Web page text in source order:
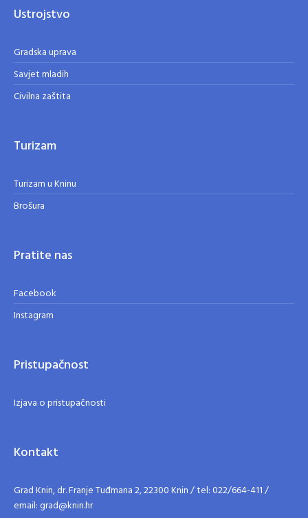
Ustrojstvo
Gradska uprava
Savjet mladih
Civilna zaštita
Turizam
Turizam u Kninu
Brošura
Pratite nas
Facebook
Instagram
Pristupačnost
Izjava o pristupačnosti
Kontakt
Grad Knin, dr. Franje Tuđmana 2, 22300 Knin / tel: 022/664-411 /
email: grad@knin.hr